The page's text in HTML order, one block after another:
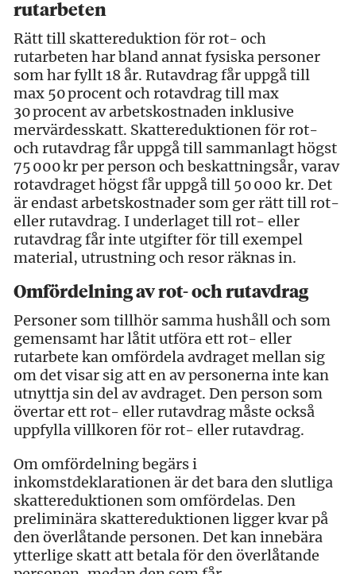
rutarbeten
Rätt till skattereduktion för rot- och
rutarbeten har bland annat fysiska personer
som har fyllt 18 år. Rutavdrag får uppgå till
max 50 procent och rotavdrag till max
30 procent av arbetskostnaden inklusive
mervärdesskatt. Skattereduktionen för rot-
och rutavdrag får uppgå till sammanlagt högst
75 000 kr per person och beskattningsår, varav
rotavdraget högst får uppgå till 50 000 kr. Det
är endast arbetskostnader som ger rätt till rot-
eller rutavdrag. I underlaget till rot- eller
rutavdrag får inte utgifter för till exempel
material, utrustning och resor räknas in.
Omfördelning av rot- och rutavdrag
Personer som tillhör samma hushåll och som
gemensamt har låtit utföra ett rot- eller
rutarbete kan omfördela avdraget mellan sig
om det visar sig att en av personerna inte kan
utnyttja sin del av avdraget. Den person som
övertar ett rot- eller rutavdrag måste också
uppfylla villkoren för rot- eller rutavdrag.
Om omfördelning begärs i
inkomstdeklarationen är det bara den slutliga
skattereduktionen som omfördelas. Den
preliminära skattereduktionen ligger kvar på
den överlåtande personen. Det kan innebära
ytterlige skatt att betala för den överlåtande